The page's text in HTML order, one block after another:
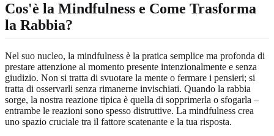
Cos'è la Mindfulness e Come Trasforma
la Rabbia?
Nel suo nucleo, la mindfulness è la pratica semplice ma profonda di
prestare attenzione al momento presente intenzionalmente e senza
giudizio. Non si tratta di svuotare la mente o fermare i pensieri; si
tratta di osservarli senza rimanerne invischiati. Quando la rabbia
sorge, la nostra reazione tipica è quella di sopprimerla o sfogarla –
entrambe le reazioni sono spesso distruttive. La mindfulness crea
uno spazio cruciale tra il fattore scatenante e la tua risposta.